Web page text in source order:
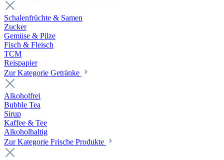
Schalenfrüchte & Samen
Zucker
Gemüse & Pilze
Fisch & Fleisch
TCM
Reispapier
Zur Kategorie Getränke
Alkoholfrei
Bubble Tea
Sirup
Kaffee & Tee
Alkoholhaltig
Zur Kategorie Frische Produkte